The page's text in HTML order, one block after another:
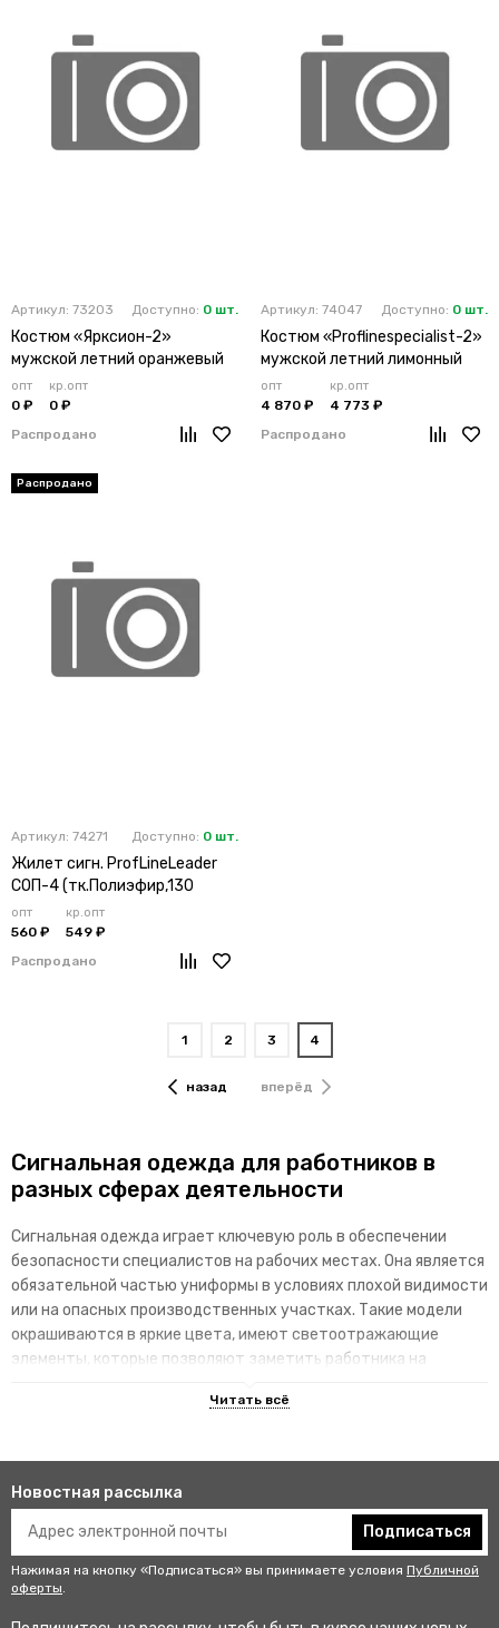
Артикул: 73203 Доступно: 0 шт.
Костюм «Ярксион-2»
мужской летний оранжевый
опт
0 ₽
кр.опт
0 ₽
Распродано
Артикул: 74047 Доступно: 0 шт.
Костюм «Proflinespecialist-2»
мужской летний лимонный
опт
4 870 ₽
кр.опт
4 773 ₽
Распродано
Артикул: 74271 Доступно: 0 шт.
Жилет сигн. ProfLineLeader
СОП-4 (тк.Полиэфир,130
опт
560 ₽
кр.опт
549 ₽
Распродано
назад
1 2 3 4
вперёд
Сигнальная одежда для работников в
разных сферах деятельности
Сигнальная одежда играет ключевую роль в обеспечении
безопасности специалистов на рабочих местах. Она является
обязательной частью униформы в условиях плохой видимости
или на опасных производственных участках. Такие модели
окрашиваются в яркие цвета, имеют светоотражающие
элементы, которые позволяют заметить работника на
изделий
Гарантируют улучшенную видимость человека и его
безопасность на рабочем месте. В результате этого
снижается риск аварии и получения травмы.
Не мешаются во время выполнения профессиональных
Новостная рассылка
Подписаться
Нажимая на кнопку «Подписаться» вы принимаете условия Публичной
оферты.